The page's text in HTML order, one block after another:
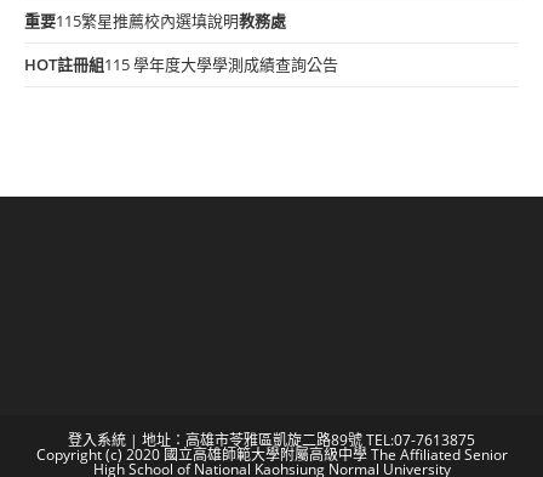
重要115繁星推薦校內選填說明教務處
HOT註冊組115 學年度大學學測成績查詢公告
登入系統 | 地址：高雄市苓雅區凱旋二路89號 TEL:07-7613875
Copyright (c) 2020 國立高雄師範大學附屬高級中學 The Affiliated Senior
High School of National Kaohsiung Normal University